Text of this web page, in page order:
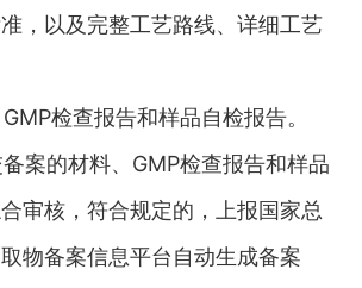
，以及完整工艺路线、详细工艺
检查报告和样品自检报告。
案的材料、GMP检查报告和样品
审核，符合规定的，上报国家总
物备案信息平台自动生成备案